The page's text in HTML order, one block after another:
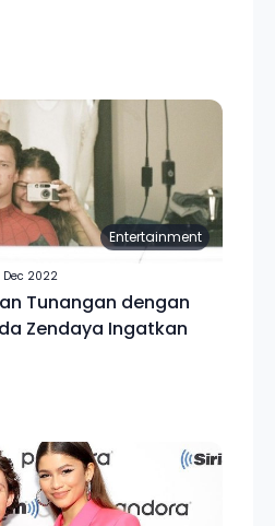
Entertainment
Dec 2022
Tunangan dengan
Zendaya Ingatkan